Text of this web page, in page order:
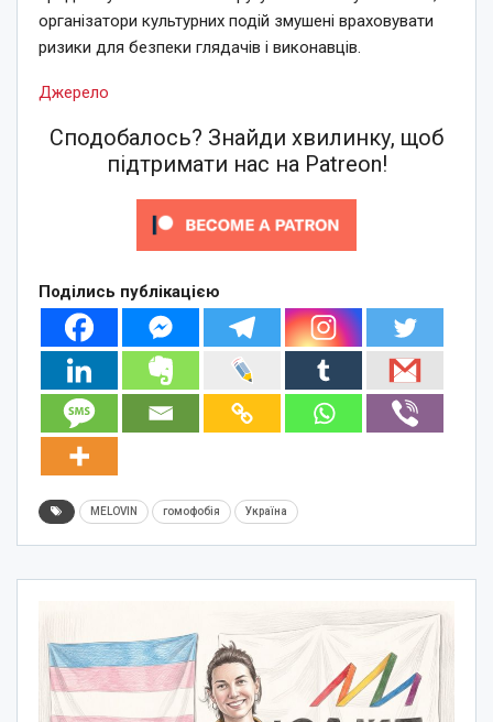
організатори культурних подій змушені враховувати
ризики для безпеки глядачів і виконавців.
Джерело
Сподобалось? Знайди хвилинку, щоб
підтримати нас на Patreon!
Поділись публікацією
MELOVIN гомофобія Україна